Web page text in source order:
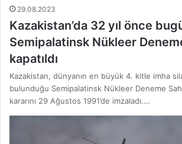
29.08.2023
Kazakistan’da 32 yıl önce
Semipalatinsk Nükleer
kapatıldı
Kazakistan, dünyanın en büyük 4. kitle imha
bulunduğu Semipalatinsk Nükleer Deneme
kararını 29 Ağustos 1991’de imzaladı.…